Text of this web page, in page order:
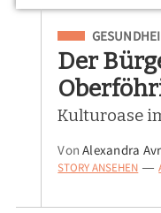
Eingeordnet
Der
Kulturoase
VonAlexandra
STORY ANSEHEN —